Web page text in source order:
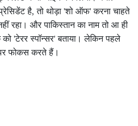
है, तो थोड़ा 'शो ऑफ' करना चाहते
रहा। और पाकिस्तान का नाम तो आ ही
को 'टेरर स्पॉन्सर' बताया। लेकिन पहले
फोकस करते हैं।